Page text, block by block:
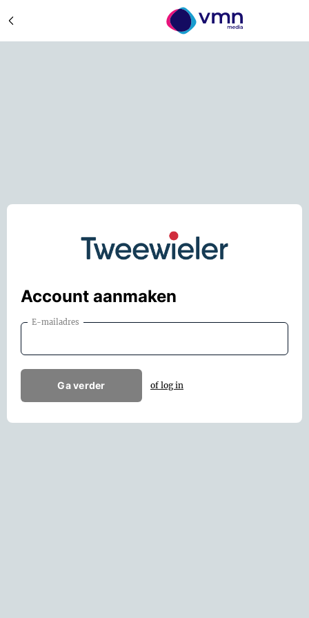
Account aanmaken
E-mailadres
Ga verder of log in